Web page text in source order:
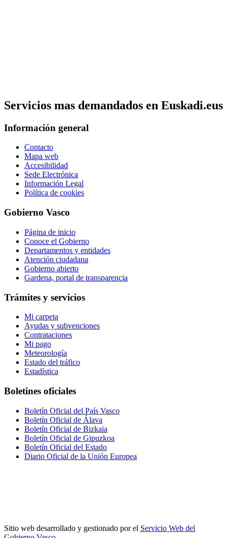
Servicios mas demandados en Euskadi.eus
Información general
Contacto
Mapa web
Accesibilidad
Sede Electrónica
Información Legal
Política de cookies
Gobierno Vasco
Página de inicio
Conoce el Gobierno
Departamentos y entidades
Atención ciudadana
Gobierno abierto
Gardena, portal de transparencia
Trámites y servicios
Mi carpeta
Ayudas y subvenciones
Contrataciones
Mi pago
Meteorología
Estado del tráfico
Estadística
Boletines oficiales
Boletín Oficial del País Vasco
Boletín Oficial de Álava
Boletín Oficial de Bizkaia
Boletín Oficial de Gipuzkoa
Boletín Oficial del Estado
Diario Oficial de la Unión Europea
Sitio web desarrollado y gestionado por el Servicio Web del